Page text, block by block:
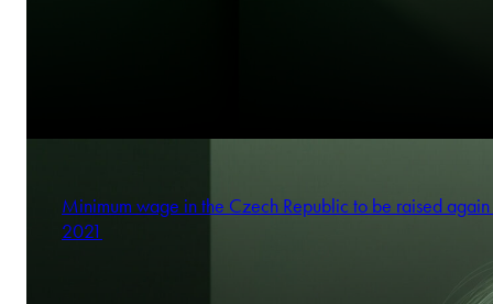
Minimum wage in the Czech Republic to be raised
2021